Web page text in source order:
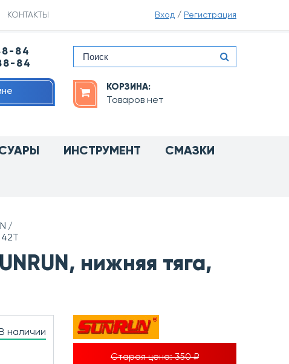
КОНТАКТЫ Вход / Регистрация
84
84
КОРЗИНА:
Товаров нет
ИНСТРУМЕНТ СМАЗКИ
нижняя тяга,
В наличии
Старая цена:350 ₽